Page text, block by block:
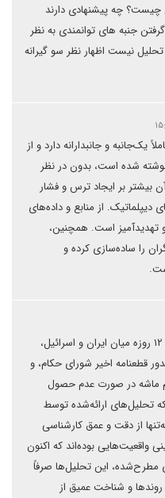
چه پیشنهادی دارند
جنبه های توانمندی به نظر
نیست اظهار نظر سو گیرانه
یک‌جانبه و جانبدارانه دارد و از
شده است، بدون در نظر
بیشتر بر ایجاد ترس و فشار
دیپلماتیک. از منابع و داده‌های
و تهدیدآمیز است. همچنین،
را ساده‌سازی کرده و
تحولات اخیر، از جمله جنگ ۱۲ روزه میان ایران و اسرائیل،
قطعنامه اخیر شورای حکام، و
ماشه در صورت عدم حصول
تحلیل‌های ارائه‌شده توسط
از دقت و عمق کارشناسی
واقعیت‌هایی بوده‌اند که اکنون
مطرح‌شده، این تحلیل‌ها صرفاً
روندها و شناخت عمیق از